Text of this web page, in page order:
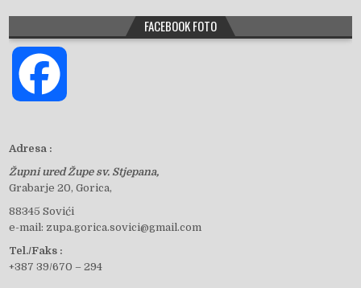
FACEBOOK FOTO
c
Adresa :
Župni ured Župe sv. Stjepana,
Grabarje 20, Gorica,
88345 Sovići
e-mail: zupa.gorica.sovici@gmail.com
Tel./Faks :
+387 39/670 – 294